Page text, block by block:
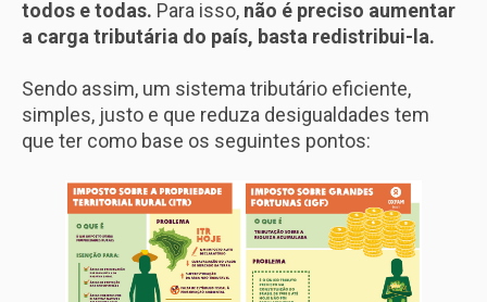
todos e todas. Para isso, não é preciso aumentar
a carga tributária do país, basta redistribui-la.
Sendo assim, um sistema tributário eficiente,
simples, justo e que reduza desigualdades tem
que ter como base os seguintes pontos: